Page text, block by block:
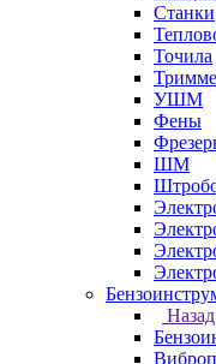
Станки
Точила
УШМ
Фены
ШМ
Назад